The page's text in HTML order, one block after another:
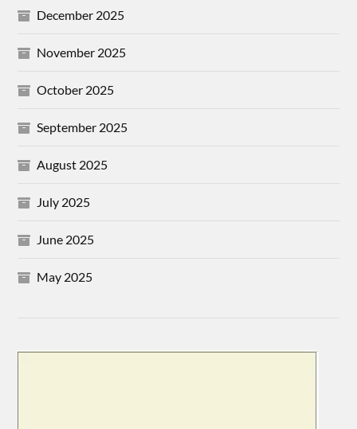
December 2025
November 2025
October 2025
September 2025
August 2025
July 2025
June 2025
May 2025